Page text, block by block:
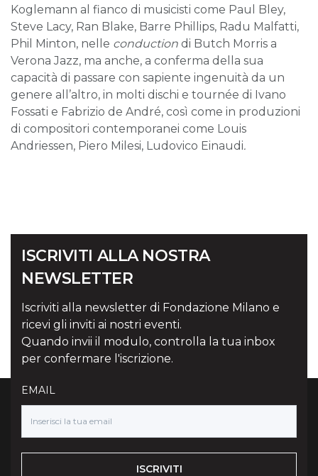
Koglemann al fianco di musicisti come Paul Bley,
Steve Lacy, Ran Blake, Barre Phillips, Radu Malfatti,
Phil Minton, nelle conduction di Butch Morris a
Verona Jazz, ma anche, a conferma della sua
capacità di passare con sapiente ingenuità da un
genere all’altro, in molti dischi e tournée di Ivano
Fossati e Fabrizio de André, così come in produzioni
di compositori contemporanei come Louis
Andriessen, Piero Milesi, Ludovico Einaudi.
ISCRIVITI ALLA NOSTRA
NEWSLETTER
Iscriviti alla newsletter di Fondazione Milano e
ricevi gli inviti ai nostri eventi.
Quando invii il modulo, controlla la tua inbox
per confermare l'iscrizione.
EMAIL
ISCRIVITI